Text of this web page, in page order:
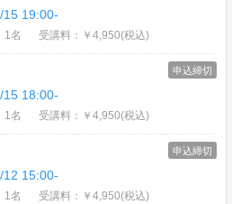
19:00-
1名 受講料：￥4,950(税込)
18:00-
申込締切
1名 受講料：￥4,950(税込)
15:00-
申込締切
1名 受講料：￥4,950(税込)